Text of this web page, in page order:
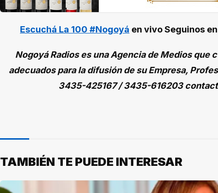
Escuchá La 100 #Nogoyá en vivoSeguinos
Nogoyá Radios es una Agencia de Medios
adecuados para la difusión de su Empresa,
3435-425167 / 3435-616203
TAMBIÉN TE PUEDE INTERESAR